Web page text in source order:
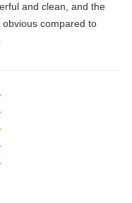
and clean, and the
compared to